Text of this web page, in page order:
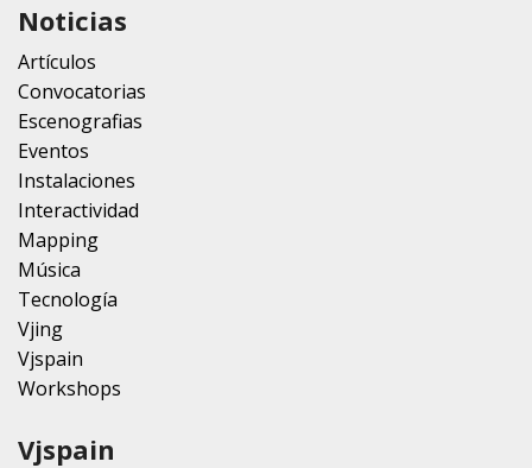
Noticias
Artículos
Convocatorias
Escenografias
Eventos
Instalaciones
Interactividad
Mapping
Música
Tecnología
Vjing
Vjspain
Workshops
Vjspain